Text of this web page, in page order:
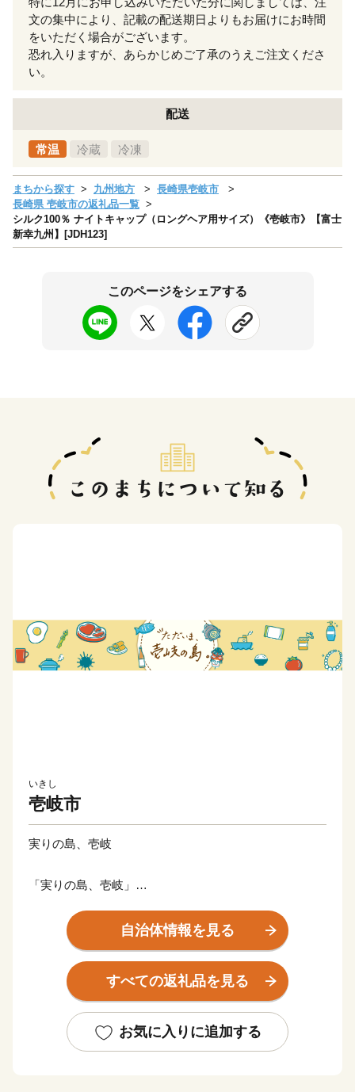
文の集中により、記載の配送期日よりもお届けにお時間
をいただく場合がございます。
恐れ入りますが、あらかじめご了承のうえご注文くださ
い。
配送
常温 冷蔵 冷凍
まちから探す 九州地方
長崎県壱岐市
長崎県 壱岐市の返礼品一覧
シルク100％ ナイトキャップ（ロングヘア用サイズ）《壱岐市》【富士
新幸九州】[JDH123]
このページをシェアする
いきし
壱岐市
実りの島、壱岐
「実りの島、壱岐」
魏志倭人伝の時代から、大陸との交流の架け橋となって
きました。
人が島と共に生き、歴史・文化、豊かな自然に恵まれ
た、日本の原風景の残る島です。
示認定を受けた「壱岐焼酎」。
壱岐牛、ウニ、海産物など、豊饒な自然が育むS級食
自治体情報を見る
すべての返礼品を見る
お気に入りに追加する